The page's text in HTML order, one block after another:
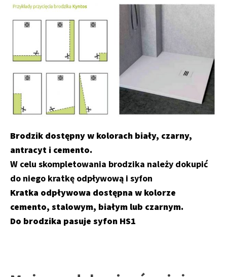
Brodzik dostępny w kolorach biały, czarny,
antracyt i cemento.
W celu skompletowania brodzika należy dokupić
do niego kratkę odpływową i syfon
Kratka odpływowa dostępna w kolorze
cemento, stalowym, białym lub czarnym.
Do brodzika pasuje syfon HS1